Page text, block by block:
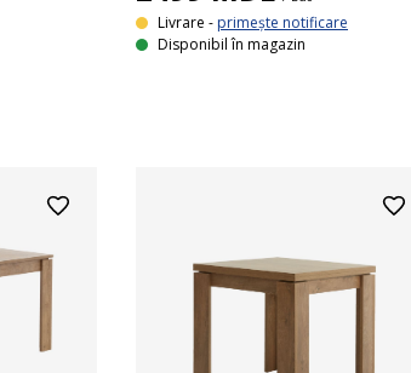
Livrare - primește notificare
Disponibil în magazin